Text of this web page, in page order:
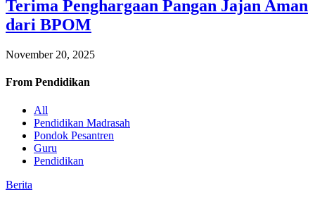
Terima Penghargaan Pangan Jajan Aman
dari BPOM
November 20, 2025
From Pendidikan
All
Pendidikan Madrasah
Pondok Pesantren
Guru
Pendidikan
Berita